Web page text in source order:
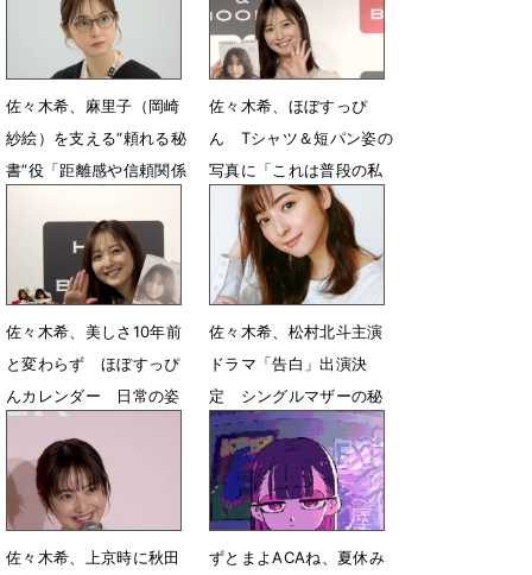
佐々木希、麻里子（岡崎
紗絵）を支える“頼れる秘
書”役「距離感や信頼関係
7月8日 13時46分
佐々木希、ほぼすっぴ
ん Tシャツ＆短パン姿の
写真に「これは普段の私
です！」
6月8日 07時56分
佐々木希、美しさ10年前
と変わらず ほぼすっぴ
んカレンダー 日常の姿
6月6日 14時02分
佐々木希、松村北斗主演
ドラマ「告白」出演決
定 シングルマザーの秘
書役
5月25日 07時00分
佐々木希、上京時に秋田
ずとまよACAね、夏休み